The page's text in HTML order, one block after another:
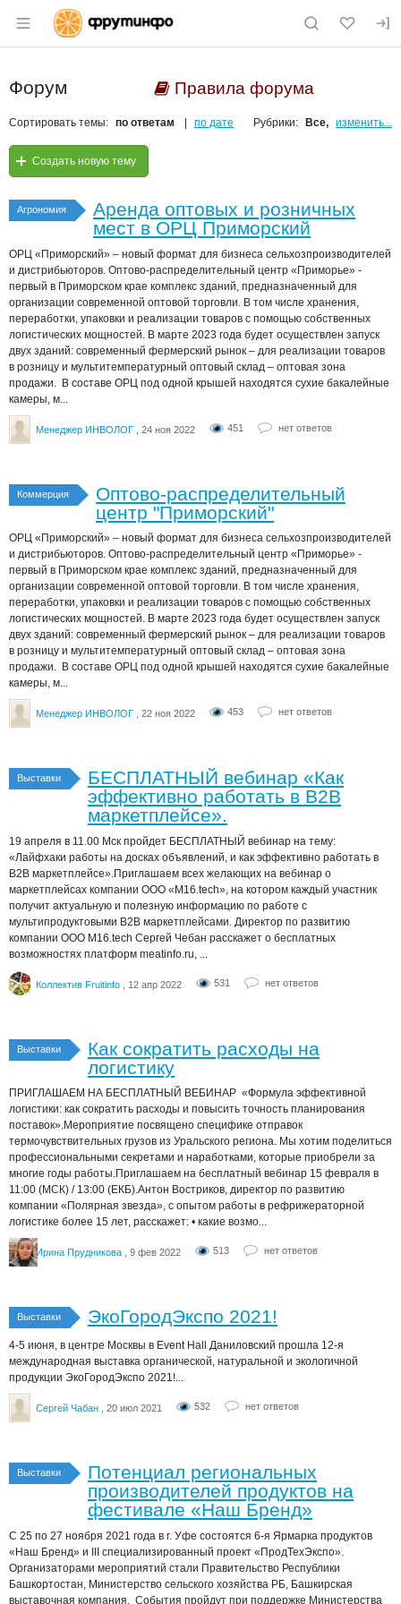
Раздел навигации по сайту fruitinfo.ru
Форум Правила форума
Сортировать темы: по ответам по дате Рубрики: Все, изменить...
Создать новую тему
Агрономия
Аренда оптовых и розничных
мест в ОРЦ Приморский
ОРЦ «Приморский» – новый формат для бизнеса сельхозпроизводителей
и дистрибьюторов. Оптово-распределительный центр «Приморье» -
первый в Приморском крае комплекс зданий, предназначенный для
организации современной оптовой торговли. В том числе хранения,
переработки, упаковки и реализации товаров с помощью собственных
логистических мощностей. В марте 2023 года будет осуществлен запуск
двух зданий: современный фермерский рынок – для реализации товаров
в розницу и мультитемпературный оптовый склад – оптовая зона
продажи. В составе ОРЦ под одной крышей находятся сухие бакалейные
камеры, м...
Менеджер ИНВОЛОГ , 24 ноя 2022 451 нет ответов
Коммерция
Оптово-распределительный
центр "Приморский"
ОРЦ «Приморский» – новый формат для бизнеса сельхозпроизводителей
и дистрибьюторов. Оптово-распределительный центр «Приморье» -
первый в Приморском крае комплекс зданий, предназначенный для
организации современной оптовой торговли. В том числе хранения,
переработки, упаковки и реализации товаров с помощью собственных
логистических мощностей. В марте 2023 года будет осуществлен запуск
двух зданий: современный фермерский рынок – для реализации товаров
в розницу и мультитемпературный оптовый склад – оптовая зона
продажи. В составе ОРЦ под одной крышей находятся сухие бакалейные
камеры, м...
Менеджер ИНВОЛОГ , 22 ноя 2022 453 нет ответов
Выставки
БЕСПЛАТНЫЙ вебинар «Как
эффективно работать в B2B
маркетплейсе».
19 апреля в 11.00 Мск пройдет БЕСПЛАТНЫЙ вебинар на тему:
«Лайфхаки работы на досках объявлений, и как эффективно работать в
B2B маркетплейсе».Приглашаем всех желающих на вебинар о
маркетплейсах компании OOO «М16.tech», на котором каждый участник
получит актуальную и полезную информацию по работе с
мультипродуктовыми В2В маркетплейсами. Директор по развитию
компании ООО М16.tech Сергей Чебан расскажет о бесплатных
возможностях платформ meatinfo.ru, ...
Коллектив Fruitinfo , 12 апр 2022 531 нет ответов
Выставки
Как сократить расходы на
логистику
ПРИГЛАШАЕМ НА БЕСПЛАТНЫЙ ВЕБИНАР «Формула эффективной
логистики: как сократить расходы и повысить точность планирования
поставок».Мероприятие посвящено специфике отправок
термочувствительных грузов из Уральского региона. Мы хотим поделиться
профессиональными секретами и наработками, которые приобрели за
многие годы работы.Приглашаем на бесплатный вебинар 15 февраля в
11:00 (МСК) / 13:00 (ЕКБ).Антон Востриков, директор по развитию
компании «Полярная звезда», с опытом работы в рефрижераторной
логистике более 15 лет, расскажет: • какие возмо...
Ирина Прудникова , 9 фев 2022 513 нет ответов
Выставки ЭкоГородЭкспо 2021!
4-5 июня, в центре Москвы в Event Hall Даниловский прошла 12-я
международная выставка органической, натуральной и экологичной
продукции ЭкоГородЭкспо 2021!...
Сергей Чабан , 20 июл 2021 532 нет ответов
Выставки
Потенциал региональных
производителей продуктов на
фестивале «Наш Бренд»
С 25 по 27 ноября 2021 года в г. Уфе состоятся 6-я Ярмарка продуктов
«Наш Бренд» и III специализированный проект «ПродТехЭкспо».
Организаторами мероприятий стали Правительство Республики
Башкортостан, Министерство сельского хозяйства РБ, Башкирская
выставочная компания. События пройдут при поддержке Министерства